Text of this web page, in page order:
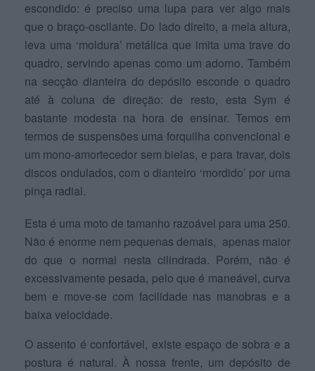
escondido: é preciso uma lupa para ver algo mais
que o braço-oscilante. Do lado direito, a meia altura,
leva uma ‘moldura’ metálica que imita uma trave do
quadro, servindo apenas como um adorno. Também
na secção dianteira do depósito esconde o quadro
até à coluna de direção: de resto, esta Sym é
bastante modesta na hora de ensinar. Temos em
termos de suspensões uma forquilha convencional e
um mono-amortecedor sem bielas, e para travar, dois
discos ondulados, com o dianteiro ‘mordido’ por uma
pinça radial.
Esta é uma moto de tamanho razoável para uma 250.
Não é enorme nem pequenas demais, apenas maior
do que o normal nesta cilindrada. Porém, não é
excessivamente pesada, pelo que é maneável, curva
bem e move-se com facilidade nas manobras e a
baixa velocidade.
O assento é confortável, existe espaço de sobra e a
postura é natural. À nossa frente, um depósito de